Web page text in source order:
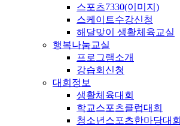
스포츠7330(이미지)
스케이트수강신청
해달맞이 생활체육교실
행복나눔교실
프로그램소개
강습회신청
대회정보
생활체육대회
학교스포츠클럽대회
청소년스포츠한마당대회